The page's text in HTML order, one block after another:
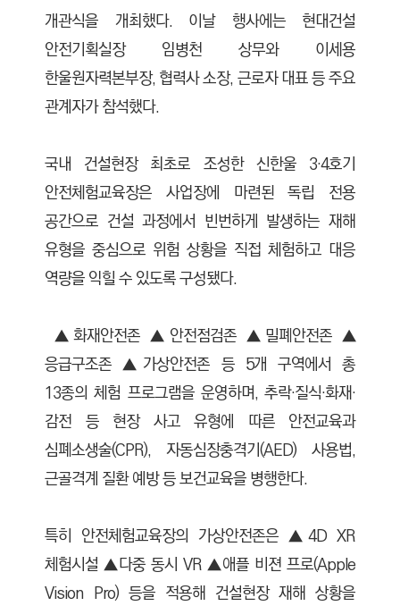
개관식을 개최했다. 이날 행사에는 현대건설
안전기획실장 임병천 상무와 이세용
한울원자력본부장, 협력사 소장, 근로자 대표 등 주요
관계자가 참석했다.
국내 건설현장 최초로 조성한 신한울 3·4호기
안전체험교육장은 사업장에 마련된 독립 전용
공간으로 건설 과정에서 빈번하게 발생하는 재해
유형을 중심으로 위험 상황을 직접 체험하고 대응
역량을 익힐 수 있도록 구성됐다.
▲화재안전존 ▲안전점검존 ▲밀폐안전존 ▲
응급구조존 ▲가상안전존 등 5개 구역에서 총
13종의 체험 프로그램을 운영하며, 추락·질식·화재·
감전 등 현장 사고 유형에 따른 안전교육과
심폐소생술(CPR), 자동심장충격기(AED) 사용법,
근골격계 질환 예방 등 보건교육을 병행한다.
특히 안전체험교육장의 가상안전존은 ▲4D XR
체험시설 ▲다중 동시 VR ▲애플 비젼 프로(Apple
Vision Pro) 등을 적용해 건설현장 재해 상황을